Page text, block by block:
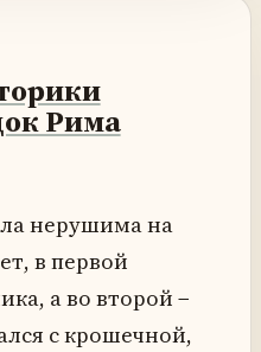
Рима
нерушима на
в первой
а во второй −
с крошечной,